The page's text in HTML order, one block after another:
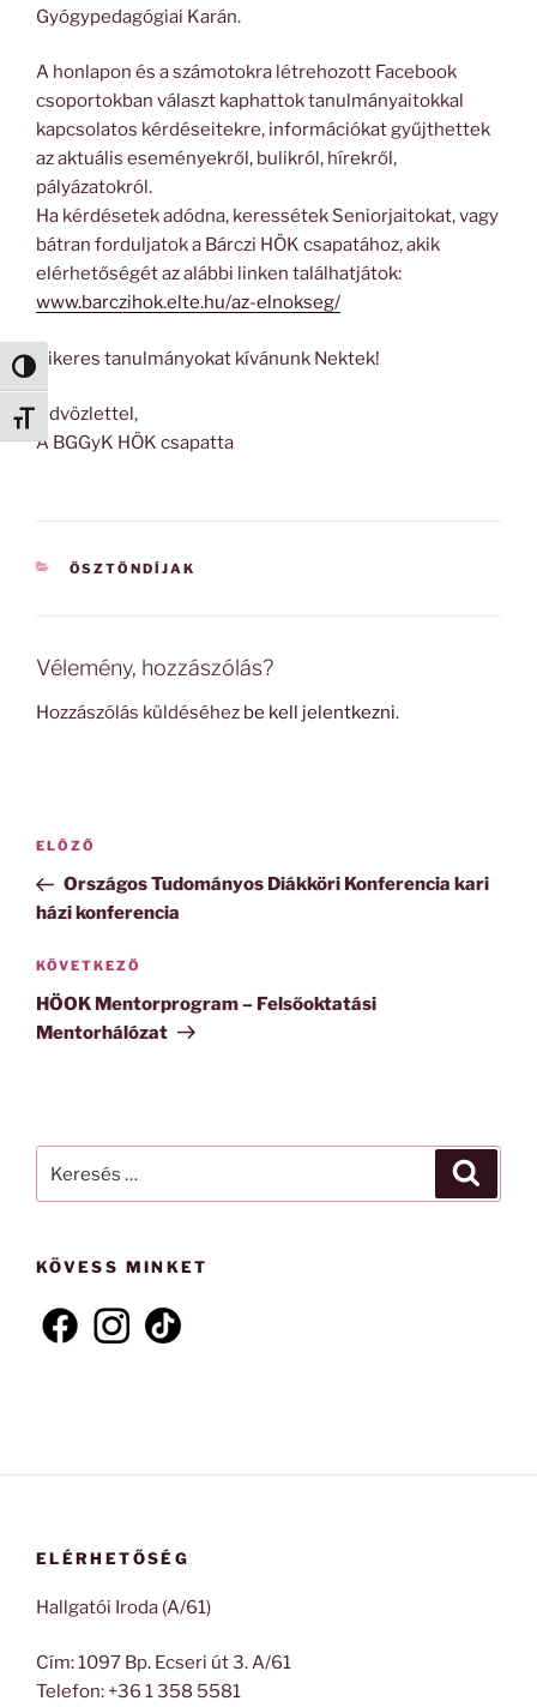
Nagy kontraszt váltása
Betűméret váltása
Gyógypedagógiai Karán.
A honlapon és a számotokra létrehozott Facebook
csoportokban választ kaphattok tanulmányaitokkal
kapcsolatos kérdéseitekre, információkat gyűjthettek
az aktuális eseményekről, bulikról, hírekről,
pályázatokról.
Ha kérdésetek adódna, keressétek Seniorjaitokat, vagy
bátran forduljatok a Bárczi HÖK csapatához, akik
elérhetőségét az alábbi linken találhatjátok:
www.barczihok.elte.hu/az-elnokseg/
Sikeres tanulmányokat kívánunk Nektek!
Üdvözlettel,
A BGGyK HÖK csapatta
KATEGÓRIÁK
ÖSZTÖNDÍJAK
Vélemény, hozzászólás?
Hozzászólás küldéséhez be kell jelentkezni.
Bejegyzés
Korábbi
bejegyzés
ELŐZŐ
Országos Tudományos Diákköri Konferencia kari
házi konferencia
Következő
bejegyzés
KÖVETKEZŐ
HÖOK Mentorprogram – Felsőoktatási
Mentorhálózat
KÖVESS MINKET
ELÉRHETŐSÉG
Hallgatói Iroda (A/61)
Cím: 1097 Bp. Ecseri út 3. A/61
Telefon: +36 1 358 5581